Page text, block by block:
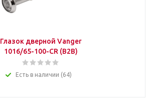
Глазок дверной Vanger
1016/65-100-CR (B2B)
Есть в наличии (64)